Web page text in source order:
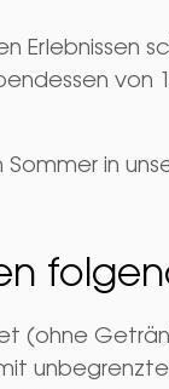
Erlebnissen
in
(ohne